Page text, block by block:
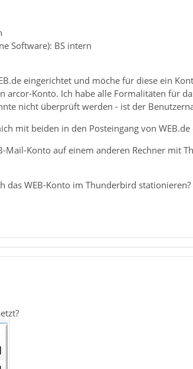
Software): BS intern
eingerichtet und möche für diese ein
arcor-Konto. Ich habe alle Formalitäten für
nicht überprüft werden - ist der
mit beiden in den Posteingang von
Mail-Konto auf einem anderen Rechner mit
das WEB-Konto im Thunderbird stationieren?